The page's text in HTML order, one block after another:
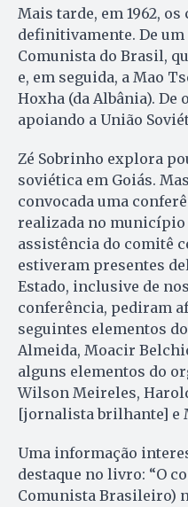
Mais tarde, em 1962,
definitivamente. De
Comunista do Brasil,
e, em seguida, a Mao
Hoxha (da Albânia). De
apoiando a União
Zé Sobrinho explora
soviética em Goiás.
convocada uma
realizada no
assistência do comitê
estiveram presentes
Estado, inclusive de
conferência, pediram
seguintes elementos
Almeida, Moacir
alguns elementos do
Wilson Meireles,
[jornalista brilhante] e
Uma informação
destaque no livro: “O
Comunista Brasileiro)